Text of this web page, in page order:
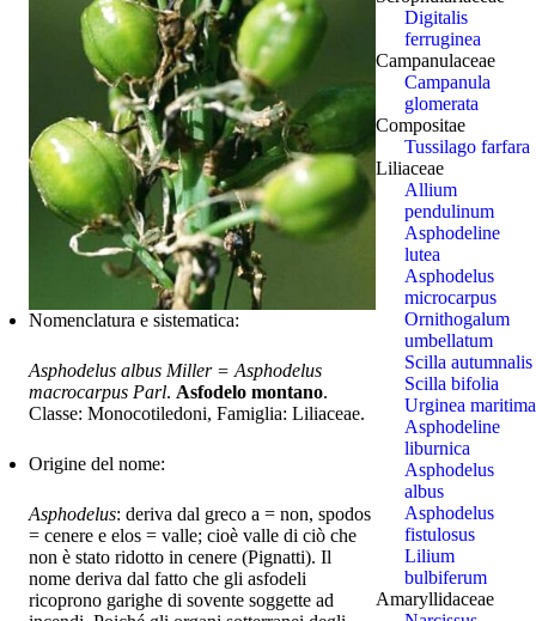
Nomenclatura e sistematica:
Asphodelus albus Miller = Asphodelus
macrocarpus Parl. Asfodelo montano.
Classe: Monocotiledoni, Famiglia: Liliaceae.
Origine del nome:
Asphodelus: deriva dal greco a = non, spodos
= cenere e elos = valle; cioè valle di ciò che
non è stato ridotto in cenere (Pignatti). Il
nome deriva dal fatto che gli asfodeli
ricoprono garighe di sovente soggette ad
Digitalis
ferruginea
Campanulaceae
Campanula
glomerata
Compositae
Tussilago farfara
Liliaceae
Allium
pendulinum
Asphodeline
lutea
Asphodelus
microcarpus
Ornithogalum
umbellatum
Scilla autumnalis
Scilla bifolia
Urginea maritima
Asphodeline
liburnica
Asphodelus
albus
Asphodelus
fistulosus
Lilium
bulbiferum
Amaryllidaceae